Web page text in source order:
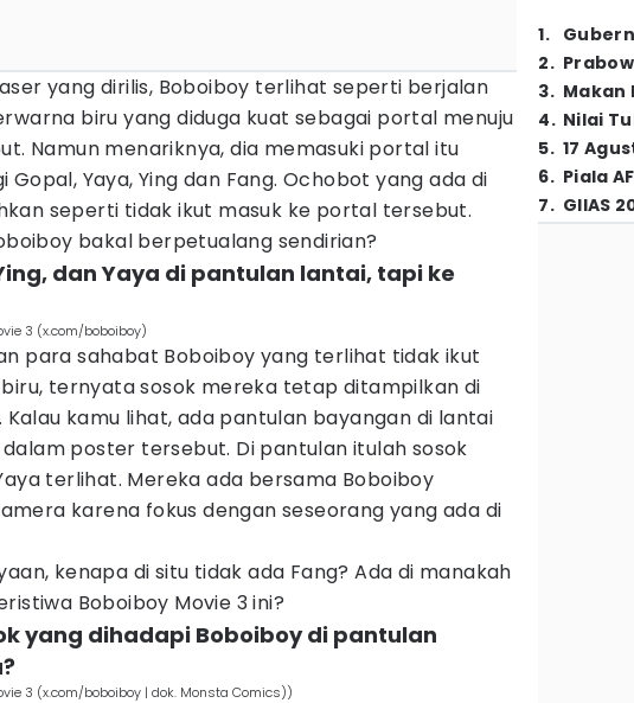
yang dirilis, Boboiboy terlihat seperti berjalan
biru yang diduga kuat sebagai portal menuju
Namun menariknya, dia memasuki portal itu
Yaya, Ying dan Fang. Ochobot yang ada di
seperti tidak ikut masuk ke portal tersebut.
bakal berpetualang sendirian?
dan Yaya di pantulan lantai, tapi ke
3 (x.com/boboiboy)
para sahabat Boboiboy yang terlihat tidak ikut
ternyata sosok mereka tetap ditampilkan di
kamu lihat, ada pantulan bayangan di lantai
poster tersebut. Di pantulan itulah sosok
terlihat. Mereka ada bersama Boboiboy
karena fokus dengan seseorang yang ada di
kenapa di situ tidak ada Fang? Ada di manakah
Boboiboy Movie 3 ini?
yang dihadapi Boboiboy di pantulan
3 (x.com/boboiboy | dok. Monsta Comics))
1.
2.
3. Makan
4. Nilai
5. 17
6. Piala
7. GIIAS